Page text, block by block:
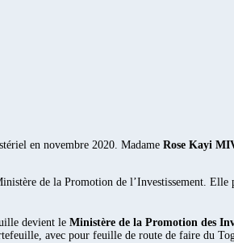
en novembre 2020. Madame Rose Kayi
de la Promotion de l’Investissement.
devient le Ministère de la Promotion des
avec pour feuille de route de faire du